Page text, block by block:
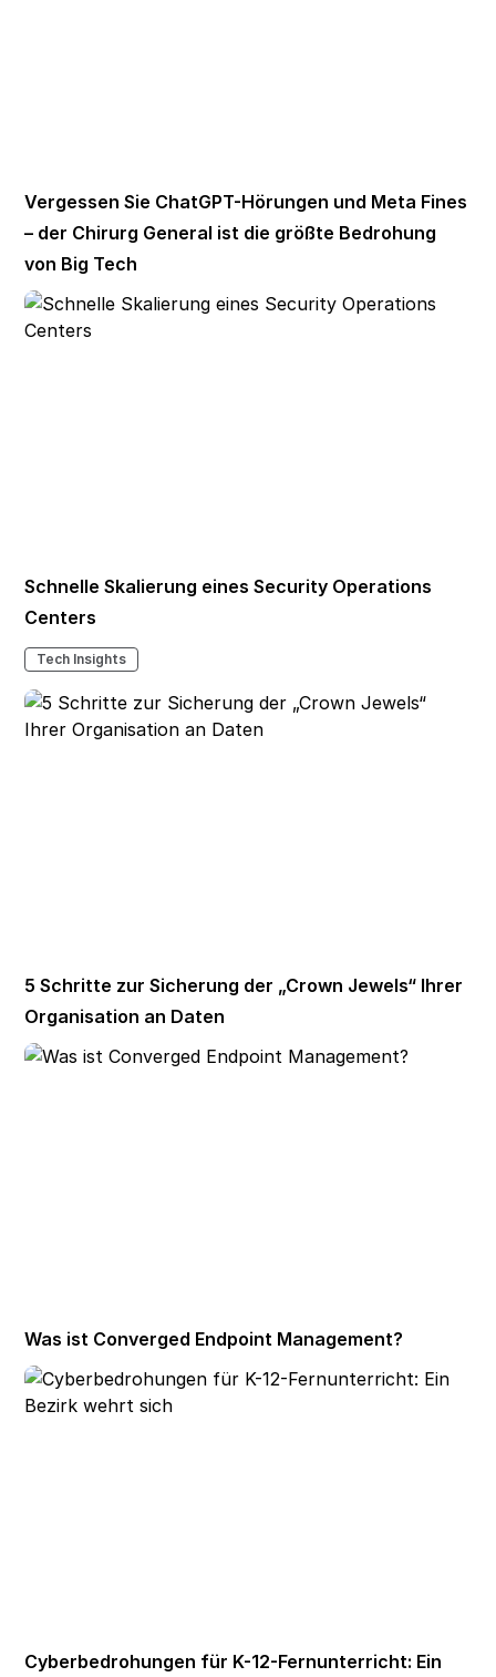
Vergessen Sie ChatGPT-Hörungen und Meta Fines
– der Chirurg General ist die größte Bedrohung
von Big Tech
Schnelle Skalierung eines Security Operations
Centers
Tech Insights
5 Schritte zur Sicherung der „Crown Jewels“ Ihrer
Organisation an Daten
Was ist Converged Endpoint Management?
Cyberbedrohungen für K-12-Fernunterricht: Ein